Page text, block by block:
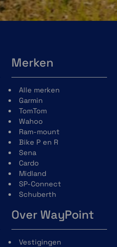
Merken
Alle merken
Garmin
TomTom
Wahoo
Ram-mount
Bike P en R
Sena
Cardo
Midland
SP-Connect
Schuberth
Over WayPoint
Vestigingen